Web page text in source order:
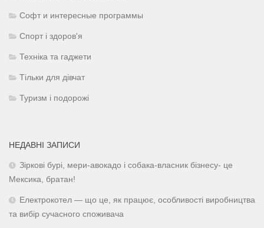
Софт и интересные программы
Спорт і здоров'я
Техніка та гаджети
Тільки для дівчат
Туризм і подорожі
НЕДАВНІ ЗАПИСИ
Зіркові бурі, мери-авокадо і собака-власник бізнесу- це
Мексика, братан!
Електрокотел — що це, як працює, особливості виробництва
та вибір сучасного споживача